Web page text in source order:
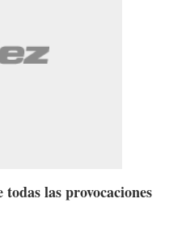
las provocaciones